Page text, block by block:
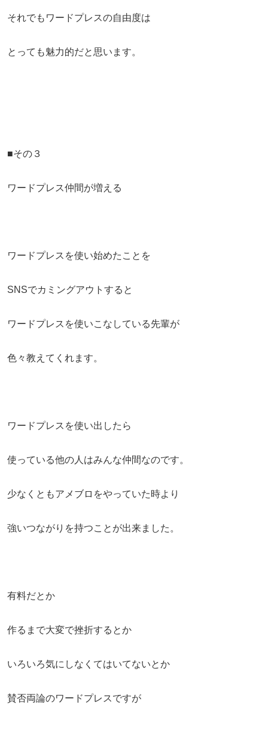
それでもワードプレスの自由度は
とっても魅力的だと思います。
■その３
ワードプレス仲間が増える
ワードプレスを使い始めたことを
SNSでカミングアウトすると
ワードプレスを使いこなしている先輩が
色々教えてくれます。
ワードプレスを使い出したら
使っている他の人はみんな仲間なのです。
少なくともアメブロをやっていた時より
強いつながりを持つことが出来ました。
有料だとか
作るまで大変で挫折するとか
いろいろ気にしなくてはいてないとか
賛否両論のワードプレスですが